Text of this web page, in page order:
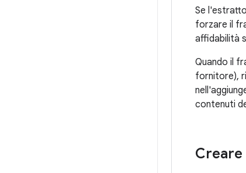
Se
forzare il
affidabilità
Quando il
fornitore),
contenuti